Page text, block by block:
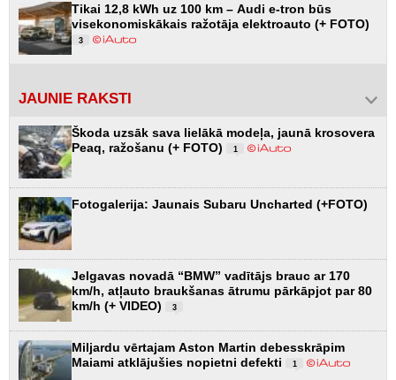
Tikai 12,8 kWh uz 100 km – Audi e-tron būs
visekonomiskākais ražotāja elektroauto (+ FOTO)
3
JAUNIE RAKSTI
Škoda uzsāk sava lielākā modeļa, jaunā krosovera
Peaq, ražošanu (+ FOTO)
1
Fotogalerija: Jaunais Subaru Uncharted (+FOTO)
Jelgavas novadā “BMW” vadītājs brauc ar 170
km/h, atļauto braukšanas ātrumu pārkāpjot par 80
km/h (+ VIDEO)
3
Miljardu vērtajam Aston Martin debesskrāpim
Maiami atklājušies nopietni defekti
1